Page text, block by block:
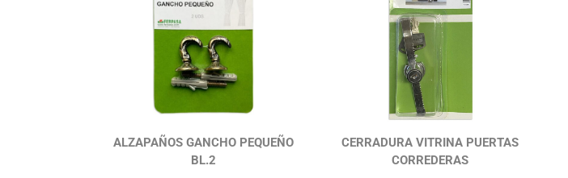
ALZAPAÑOS GANCHO PEQUEÑO
BL.2
CERRADURA VITRINA PUERTAS
CORREDERAS